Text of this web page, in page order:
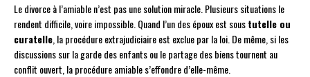
Le divorce à l’amiable n’est pas une solution miracle. Plusieurs situations le
rendent difficile, voire impossible. Quand l’un des époux est soustutelle ou
curatelle , la procédure extrajudiciaire est exclue par la loi. De même, si les
discussions sur la garde des enfants ou le partage des biens tournent au
conflit ouvert, la procédure amiable s’effondre d’elle-même.